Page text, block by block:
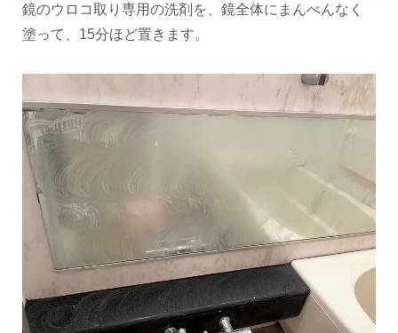
鏡のウロコ取り専用の洗剤を、鏡全体にまんべんなく
塗って、15分ほど置きます。